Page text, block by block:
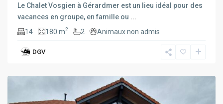
Le Chalet Vosgien à Gérardmer est un lieu idéal pour des
vacances en groupe, en famille ou ...
14
180 m2 2 Animaux non admis
DGV